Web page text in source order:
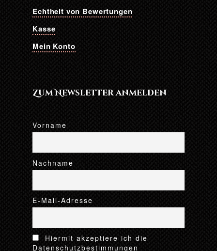
Echtheit von Bewertungen
Kasse
Mein Konto
Zum Newsletter anmelden
Vorname
Nachname
E-Mail-Adresse
Hiermit akzeptiere ich die
Datenschutzbestimmungen